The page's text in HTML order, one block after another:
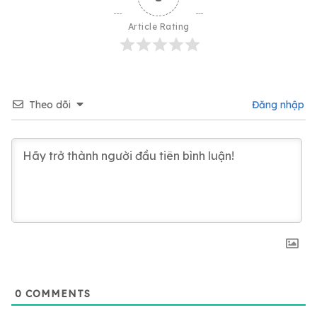
Article Rating
Theo dõi Đăng nhập
0 COMMENTS